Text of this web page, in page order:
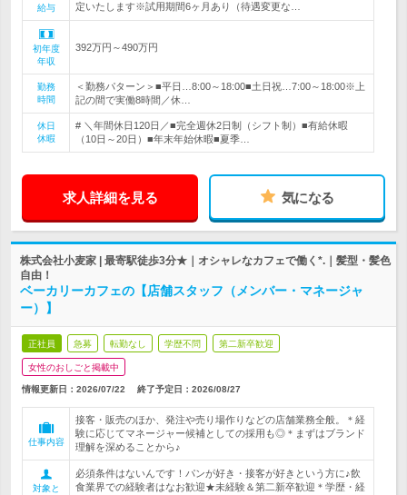
給与
定いたします※試用期間6ヶ月あり（待遇変更な…
初年度
年収
392万円～490万円
勤務
時間
＜勤務パターン＞■平日…8:00～18:00■土日祝…7:00～18:00※上
記の間で実働8時間／休…
休日
休暇
# ＼年間休日120日／■完全週休2日制（シフト制）■有給休暇
（10日～20日）■年末年始休暇■夏季…
求人詳細を見る 気になる
株式会社小麦家 | 最寄駅徒歩3分★｜オシャレなカフェで働く*.｜髪型・髪色
自由！
ベーカリーカフェの【店舗スタッフ（メンバー・マネージャ
ー）】
正社員 急募 転勤なし 学歴不問 第二新卒歓迎
女性のおしごと掲載中
情報更新日：2026/07/22 終了予定日： 2026/08/27
仕事内容
接客・販売のほか、発注や売り場作りなどの店舗業務全般。＊経
験に応じてマネージャー候補としての採用も◎＊まずはブランド
理解を深めることから♪
対象と
必須条件はないんです！パンが好き・接客が好きという方に♪飲
食業界での経験者はなお歓迎★未経験＆第二新卒歓迎＊学歴・経